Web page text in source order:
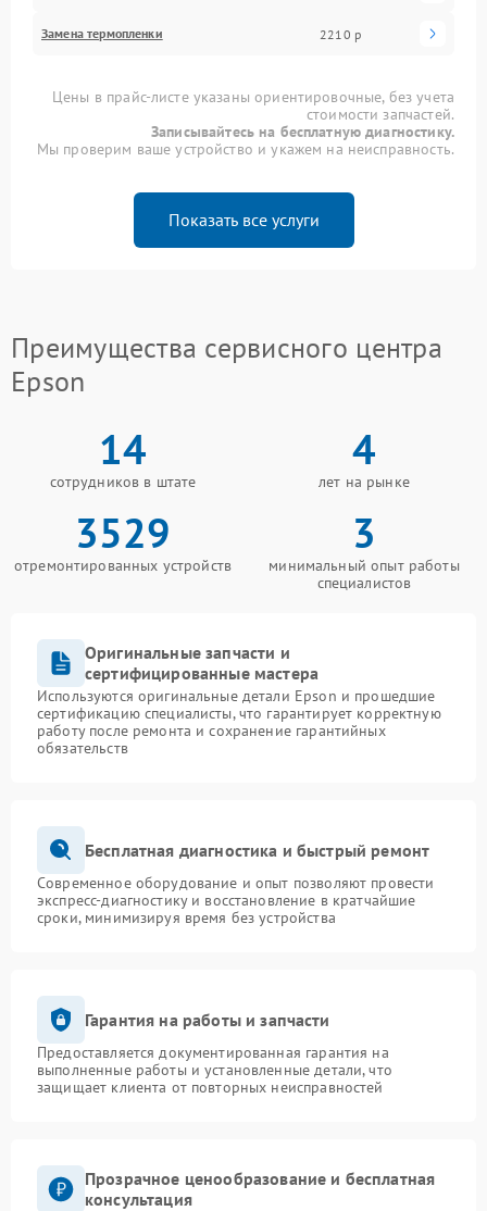
Замена термопленки 2210 р
Цены в прайс-листе указаны ориентировочные, без учета
стоимости запчастей.
Записывайтесь на бесплатную диагностику.
Мы проверим ваше устройство и укажем на неисправность.
Показать все услуги
Преимущества сервисного центра
Epson
14
сотрудников в штате
4
лет на рынке
3529
отремонтированных устройств
3
минимальный опыт работы
специалистов
Оригинальные запчасти и
сертифицированные мастера
Используются оригинальные детали Epson и прошедшие
сертификацию специалисты, что гарантирует корректную
работу после ремонта и сохранение гарантийных
обязательств
Бесплатная диагностика и быстрый ремонт
Современное оборудование и опыт позволяют провести
экспресс-диагностику и восстановление в кратчайшие
сроки, минимизируя время без устройства
Гарантия на работы и запчасти
Предоставляется документированная гарантия на
выполненные работы и установленные детали, что
защищает клиента от повторных неисправностей
Прозрачное ценообразование и бесплатная
консультация